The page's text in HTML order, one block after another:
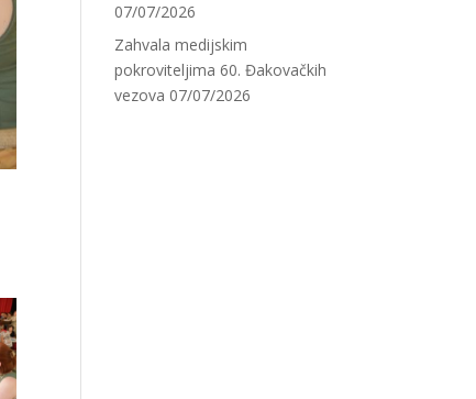
07/07/2026
Zahvala medijskim
pokroviteljima 60. Đakovačkih
vezova 07/07/2026